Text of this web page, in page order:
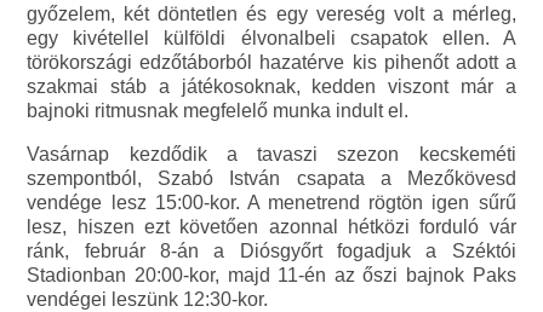
győzelem, két döntetlen és egy vereség volt a mérleg,
egy kivétellel külföldi élvonalbeli csapatok ellen. A
törökországi edzőtáborból hazatérve kis pihenőt adott a
szakmai stáb a játékosoknak, kedden viszont már a
bajnoki ritmusnak megfelelő munka indult el.
Vasárnap kezdődik a tavaszi szezon kecskeméti
szempontból, Szabó István csapata a Mezőkövesd
vendége lesz 15:00-kor. A menetrend rögtön igen sűrű
lesz, hiszen ezt követően azonnal hétközi forduló vár
ránk, február 8-án a Diósgyőrt fogadjuk a Széktói
Stadionban 20:00-kor, majd 11-én az őszi bajnok Paks
vendégei leszünk 12:30-kor.